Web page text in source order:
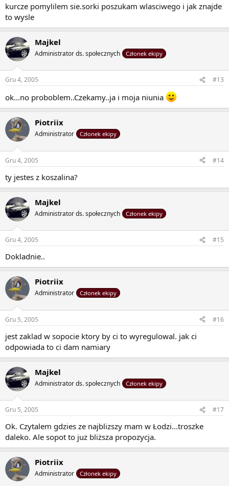
kurcze pomylilem sie.sorki poszukam wlasciwego i jak znajde
to wysle
Majkel
Administrator ds. społecznych Członek ekipy
Gru 4, 2005 #13
ok...no proboblem..Czekamy..ja i moja niunia
Piotriix
Administrator Członek ekipy
Gru 4, 2005 #14
ty jestes z koszalina?
Majkel
Administrator ds. społecznych Członek ekipy
Gru 4, 2005 #15
Dokladnie..
Piotriix
Administrator Członek ekipy
Gru 5, 2005 #16
jest zaklad w sopocie ktory by ci to wyregulowal. jak ci
odpowiada to ci dam namiary
Majkel
Administrator ds. społecznych Członek ekipy
Gru 5, 2005 #17
Ok. Czytalem gdzies ze najblizszy mam w Łodzi...troszke
daleko. Ale sopot to juz bliższa propozycja.
Piotriix
Administrator Członek ekipy